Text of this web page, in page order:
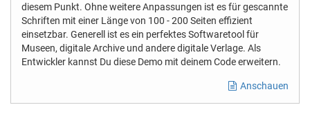
diesem Punkt. Ohne weitere Anpassungen ist es für gescannte
Schriften mit einer Länge von 100 - 200 Seiten effizient
einsetzbar. Generell ist es ein perfektes Softwaretool für
Museen, digitale Archive und andere digitale Verlage. Als
Entwickler kannst Du diese Demo mit deinem Code erweitern.
Anschauen